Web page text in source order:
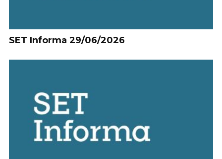
SET Informa 29/06/2026